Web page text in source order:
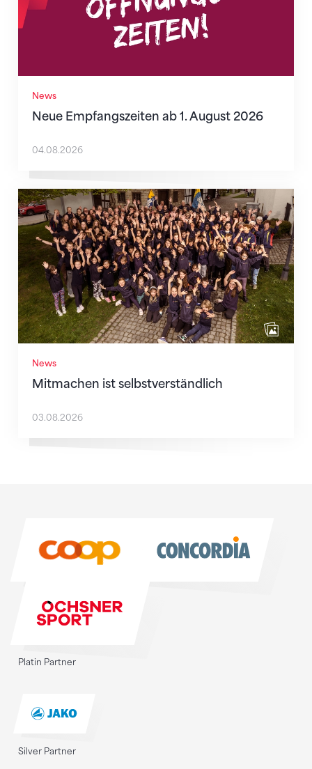
News
Neue Empfangszeiten ab 1. August 2026
04.08.2026
News
Mitmachen ist selbstverständlich
Mitmachen ist selbstverständlich
03.08.2026
Platin Partner
Silver Partner